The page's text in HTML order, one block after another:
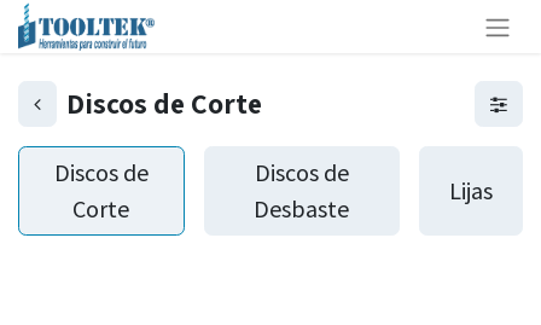
Discos de Corte
Discos de
Corte
Discos de
Desbaste
Lijas